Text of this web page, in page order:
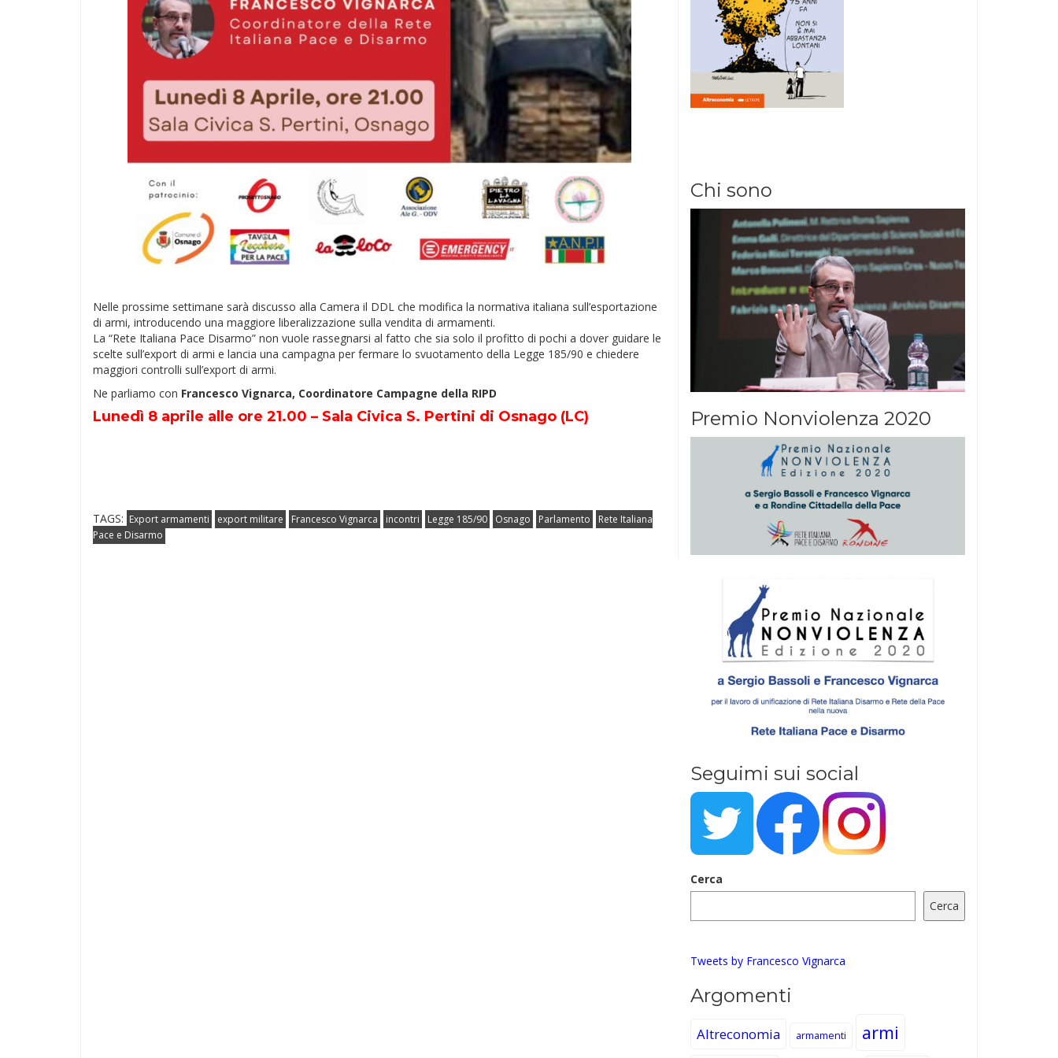
Nelle prossime settimane sarà discusso alla Camera il DDL che modifica la normativa italiana sull’esportazione
di armi, introducendo una maggiore liberalizzazione sulla vendita di armamenti.
La “Rete Italiana Pace Disarmo” non vuole rassegnarsi al fatto che sia solo il profitto di pochi a dover guidare le
scelte sull’export di armi e lancia una campagna per fermare lo svuotamento della Legge 185/90 e chiedere
maggiori controlli sull’export di armi.
Ne parliamo con Francesco Vignarca, Coordinatore Campagne della RIPD
Lunedì 8 aprile alle ore 21.00 – Sala Civica S. Pertini di Osnago (LC)
TAGS: Export armamenti export militare Francesco Vignarca incontri Legge 185/90 Osnago Parlamento
Rete Italiana
Pace e Disarmo
Chi sono
Premio Nonviolenza 2020
Seguimi sui social
Cerca
Cerca
Tweets by Francesco Vignarca
Argomenti
Altreconomia armamenti armi